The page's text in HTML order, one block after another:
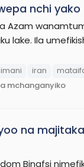
nchi yako
lake. Ila
imani iran
mchanganyiko
na
Binafsi